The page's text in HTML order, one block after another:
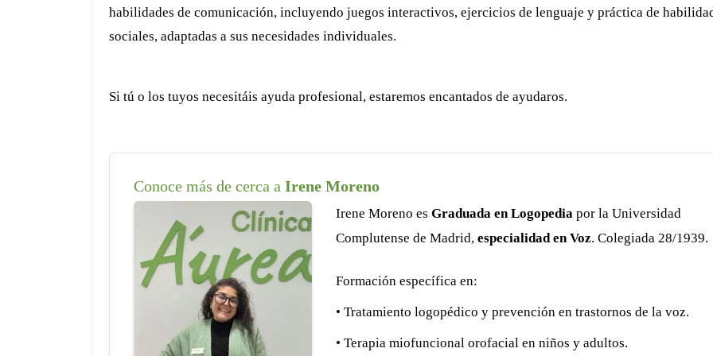
habilidades de comunicación, incluyendo juegos interactivos, ejercicios de lenguaje y práctica de
sociales, adaptadas a sus necesidades individuales.
Si tú o los tuyos necesitáis ayuda profesional, estaremos encantados de ayudaros.
Conoce más de cerca a Irene Moreno
Irene Moreno esGraduada en Logopedia por la Universidad
Complutense de Madrid,especialidad en Voz. Colegiada 28/1939.
Formación específica en:
• Tratamiento logopédico y prevención en trastornos de la voz.
• Terapia miofuncional orofacial en niños y adultos.